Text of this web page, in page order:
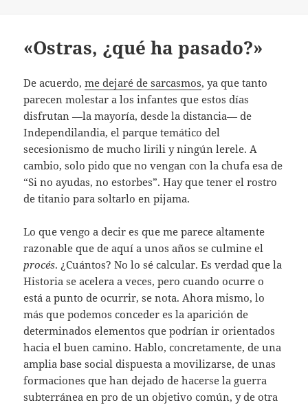
«Ostras, ¿qué ha pasado?»
De acuerdo,me dejaré de sarcasmos, ya que tanto
parecen molestar a los infantes que estos días
disfrutan —la mayoría, desde la distancia— de
Independilandia, el parque temático del
secesionismo de mucho lirili y ningún lerele. A
cambio, solo pido que no vengan con la chufa esa de
“Si no ayudas, no estorbes”. Hay que tener el rostro
de titanio para soltarlo en pijama.
Lo que vengo a decir es que me parece altamente
razonable que de aquí a unos años se culmine el
procés. ¿Cuántos? No lo sé calcular. Es verdad que la
Historia se acelera a veces, pero cuando ocurre o
está a punto de ocurrir, se nota. Ahora mismo, lo
más que podemos conceder es la aparición de
determinados elementos que podrían ir orientados
hacia el buen camino. Hablo, concretamente, de una
amplia base social dispuesta a movilizarse, de unas
formaciones que han dejado de hacerse la guerra
subterránea en pro de un objetivo común, y de otra